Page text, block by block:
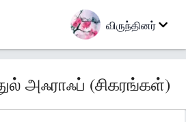
விருந்தினர்
அஃராஃப் (சிகரங்கள்)